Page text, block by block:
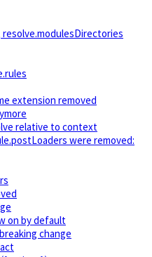
extension removed
relative to context
were removed:
on by default
change